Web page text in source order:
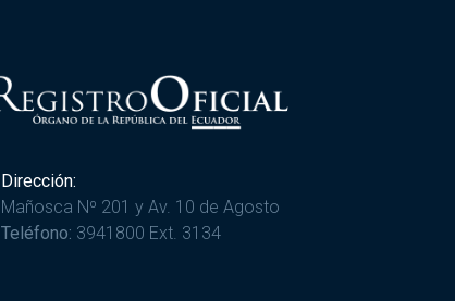
Dirección:
Mañosca Nº 201 y Av. 10 de Agosto
Teléfono: 3941800 Ext. 3134